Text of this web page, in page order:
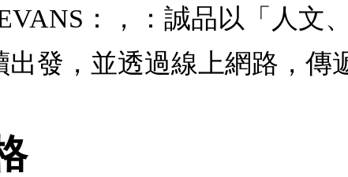
：，：誠品以「人文
出發，並透過線上網路，傳